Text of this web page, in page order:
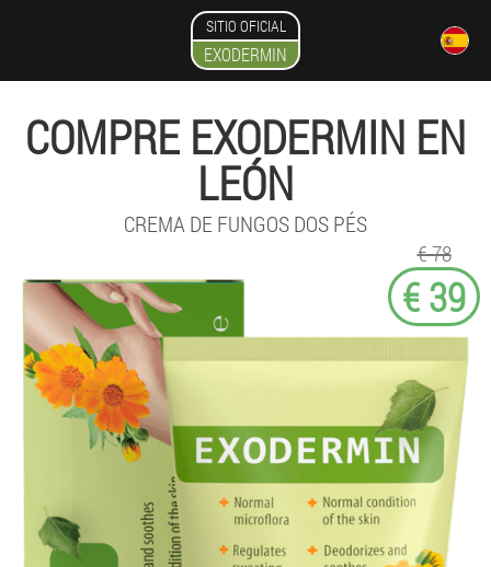
SITIO OFICIAL
EXODERMIN
COMPRE EXODERMIN EN
LEÓN
CREMA DE FUNGOS DOS PÉS
€ 78
€ 39